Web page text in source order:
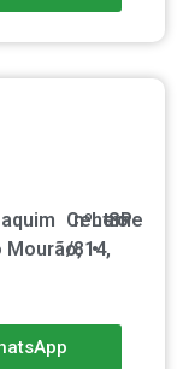
Mourão,
nº
814,
Centro
/
Leme
•
SP